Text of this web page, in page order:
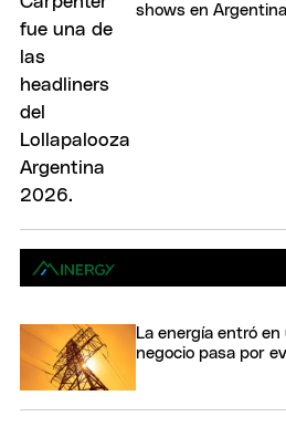
shows en Argentina
La energía entró en
negocio pasa por